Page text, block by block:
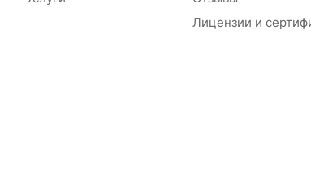
Лицензии и